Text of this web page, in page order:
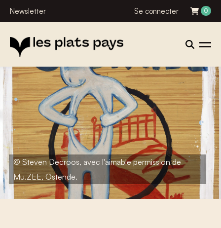
Newsletter Se connecter 0
© Steven Decroos, avec l'aimable permission de
Mu.ZEE, Ostende.